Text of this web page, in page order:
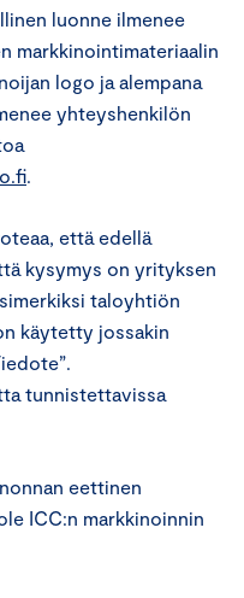
luonne ilmenee
markkinointimateriaalin
logo ja alempana
yhteyshenkilön
.
että edellä
kysymys on yrityksen
taloyhtiön
käytetty jossakin
tunnistettavissa
eettinen
ICC:n markkinoinnin